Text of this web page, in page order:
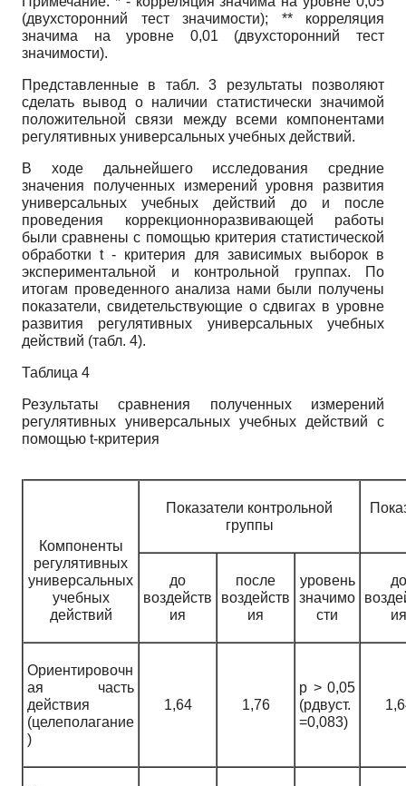
(двухсторонний тест значимости); ** корреляция
значима на уровне 0,01 (двухсторонний тест
значимости).
Представленные в табл. 3 результаты позволяют
сделать вывод о наличии статистически значимой
положительной связи между всеми компонентами
регулятивных универсальных учебных действий.
В ходе дальнейшего исследования средние
значения полученных измерений уровня развития
универсальных учебных действий до и после
проведения коррекционно­развивающей работы
были сравнены с помощью критерия статистической
обработкиt- критерия для зависимых выборок в
экспериментальной и контрольной группах. По
итогам проведенного анализа нами были получены
показатели, свидетельствующие о сдвигах в уровне
развития регулятивных универсальных учебных
действий (табл. 4).
Таблица 4
Результаты сравнения полученных измерений
регулятивных универсальных учебных действий с
помощью t-критерия
Компоненты
регулятивных
универсальных
учебных
действий
Показатели контрольной
группы
до
воздейств
ия
после
воздейств
ия
уровень
значимо
сти
до
ия
Ориентировочн
ая часть
действия
(целеполагание
)
1,64 1,76
р > 0,05
(рдвуст.
=0,083)